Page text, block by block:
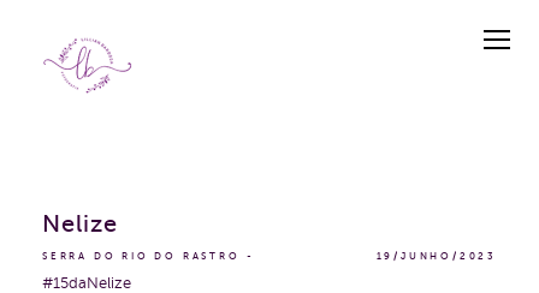
SERRA DO RIO DO RASTRO 19/JUNHO/2023
Nelize
#15daNelize